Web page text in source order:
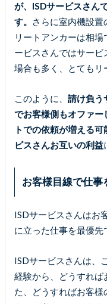
が、ISDサービスさん
す。
さらに室内機設
リートアンカーは相
ービスさんではサー
場合も多く、とてもリ
このように、 請け負う
でお客様側もオファー
トでの依頼が増える
ビスさんお互いの利益
お客様目線で仕事
ISDサービスさんはお
に立った仕事を最優先
ISDサービスさんは、
経験から、どうすれば
た、どうすればお客様